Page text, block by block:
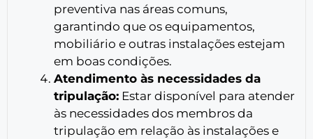
preventiva nas áreas comuns,
garantindo que os equipamentos,
mobiliário e outras instalações estejam
em boas condições.
Atendimento às necessidades da
tripulação: Estar disponível para atender
às necessidades dos membros da
tripulação em relação às instalações e